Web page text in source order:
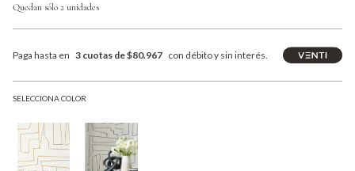
Quedan sólo 2 unidades
Paga hasta en 3 cuotas de $80.967 con débito y sin interés.
SELECCIONA COLOR